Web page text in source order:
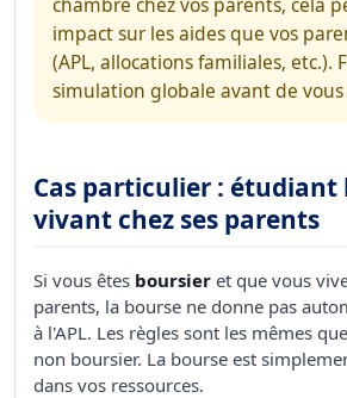
impact sur les aides que vos
(APL, allocations familiales, etc.).
simulation globale avant de vous
Cas particulier : étudiant
vivant chez ses parents
Si vous êtes boursier et que vous
parents, la bourse ne donne pas
à l'APL. Les règles sont les mêmes
non boursier. La bourse est
dans vos ressources.